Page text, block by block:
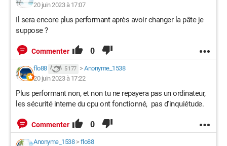
20 juin 2023 à 17:07
Il sera encore plus performant après avoir changer la pâte je
suppose ?
Commenter 0
flo88 5 177 > Anonyme_1538
20 juin 2023 à 17:22
Plus performant non, et non tu ne repayera pas un ordinateur,
les sécurité interne du cpu ont fonctionné, pas d'inquiétude.
Commenter 0
Anonyme_1538> flo88